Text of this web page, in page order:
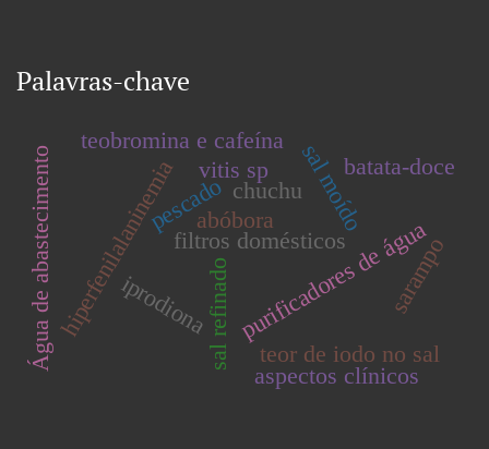
Palavras-chave
pescado
hiperfenilalaninemiafiltros domésticos
purificadores de água
Água de abastecimento
teobromina e cafeína
sal refinado
sal moído
teor de iodo no sal
abóbora
chuchu
batata-doce
vitis sp
aspectos clínicos
iprodiona sarampo